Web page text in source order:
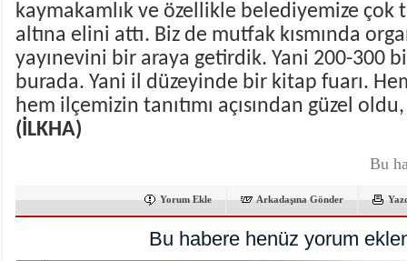
kaymakamlık ve özellikle belediyemize çok
altına elini attı. Biz de mutfak kısmında
yayınevini bir araya getirdik. Yani 200-300
burada. Yani il düzeyinde bir kitap fuarı.
hem ilçemizin tanıtımı açısından güzel
(İLKHA)
Bu
Yorum Ekle Arkadaşına Gönder
Bu habere henüz yorum